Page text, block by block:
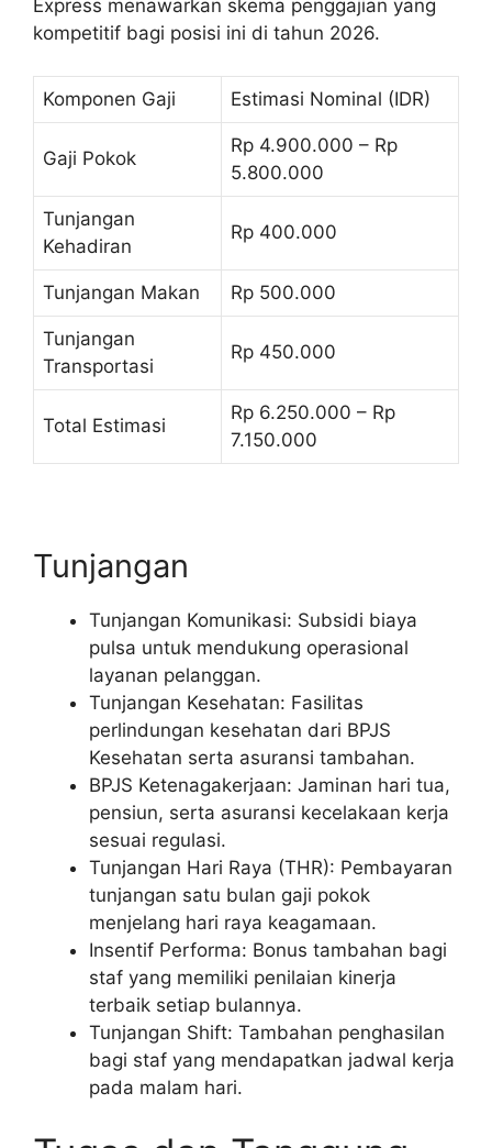
Express menawarkan skema penggajian yang
kompetitif bagi posisi ini di tahun 2026.
Komponen Gaji Estimasi Nominal (IDR)
Gaji Pokok
Rp 4.900.000 – Rp
5.800.000
Tunjangan
Kehadiran
Rp 400.000
Tunjangan Makan Rp 500.000
Tunjangan
Transportasi
Rp 450.000
Total Estimasi
Rp 6.250.000 – Rp
7.150.000
Tunjangan
Tunjangan Komunikasi: Subsidi biaya
pulsa untuk mendukung operasional
layanan pelanggan.
Tunjangan Kesehatan: Fasilitas
perlindungan kesehatan dari BPJS
Kesehatan serta asuransi tambahan.
BPJS Ketenagakerjaan: Jaminan hari tua,
pensiun, serta asuransi kecelakaan kerja
sesuai regulasi.
Tunjangan Hari Raya (THR): Pembayaran
tunjangan satu bulan gaji pokok
menjelang hari raya keagamaan.
Insentif Performa: Bonus tambahan bagi
staf yang memiliki penilaian kinerja
terbaik setiap bulannya.
Tunjangan Shift: Tambahan penghasilan
bagi staf yang mendapatkan jadwal kerja
pada malam hari.